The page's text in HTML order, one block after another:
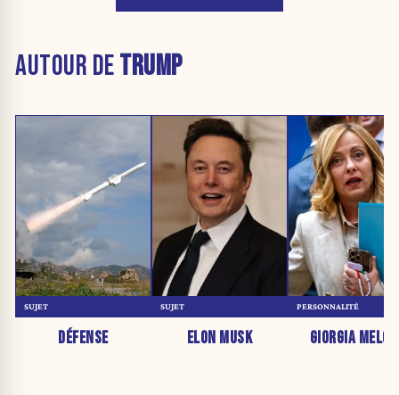
AUTOUR DETRUMP
DÉFENSE
SUJET
ELON MUSK
SUJET
GIORGIA
PERSONNALITÉ